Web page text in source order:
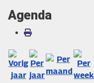
Agenda